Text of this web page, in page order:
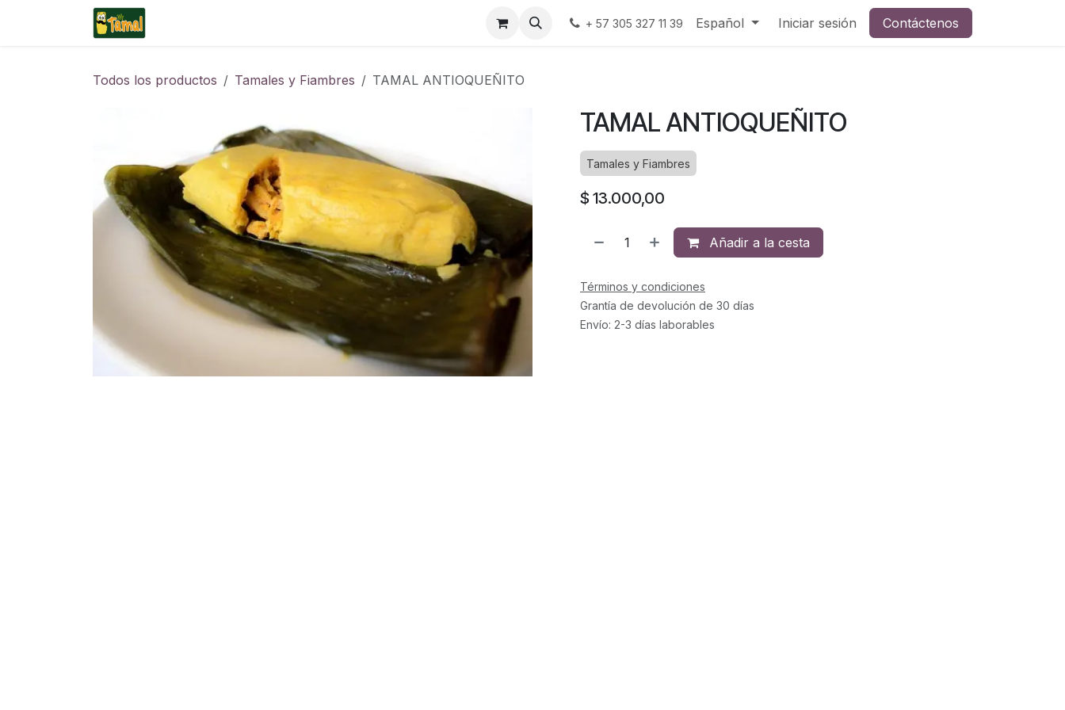
+ 57 305 327 11 39 Español Iniciar sesión Contáctenos
Todos los productos Tamales y Fiambres TAMAL ANTIOQUEÑITO
TAMAL ANTIOQUEÑITO
Tamales y Fiambres
$ 13.000,00
Añadir a la cesta
Términos y condiciones
Grantía de devolución de 30 días
Envío: 2-3 días laborables